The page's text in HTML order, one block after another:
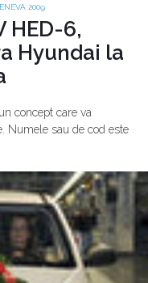
2009
HED-6,
Hyundai la
concept care va
Numele sau de cod este